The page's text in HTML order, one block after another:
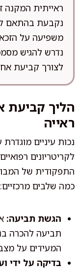
ראייתית המקנה
נקבעת בהתאם
משפיעה על
נדרש להגיש
לצורך קביעת
הליך קביעת
ראייה
נכות עיניים
לקריטריונים
התפקודית של
כמה שלבים מרכזיים:
הגשת תביעה:
תביעה להכרה
המעידים על
בדיקה על ידי